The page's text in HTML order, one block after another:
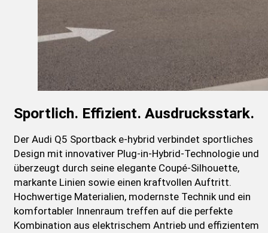
Sportlich. Effizient. Ausdrucksstark.
Der Audi Q5 Sportback e-hybrid verbindet sportliches
Design mit innovativer Plug-in-Hybrid-Technologie und
überzeugt durch seine elegante Coupé-Silhouette,
markante Linien sowie einen kraftvollen Auftritt.
Hochwertige Materialien, modernste Technik und ein
komfortabler Innenraum treffen auf die perfekte
Kombination aus elektrischem Antrieb und effizientem